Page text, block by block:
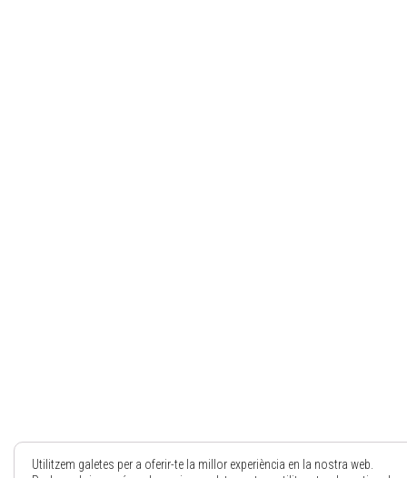
Utilitzem galetes per a oferir-te la millor experiència en la nostra web.